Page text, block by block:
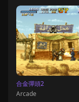
合金彈頭2
Arcade